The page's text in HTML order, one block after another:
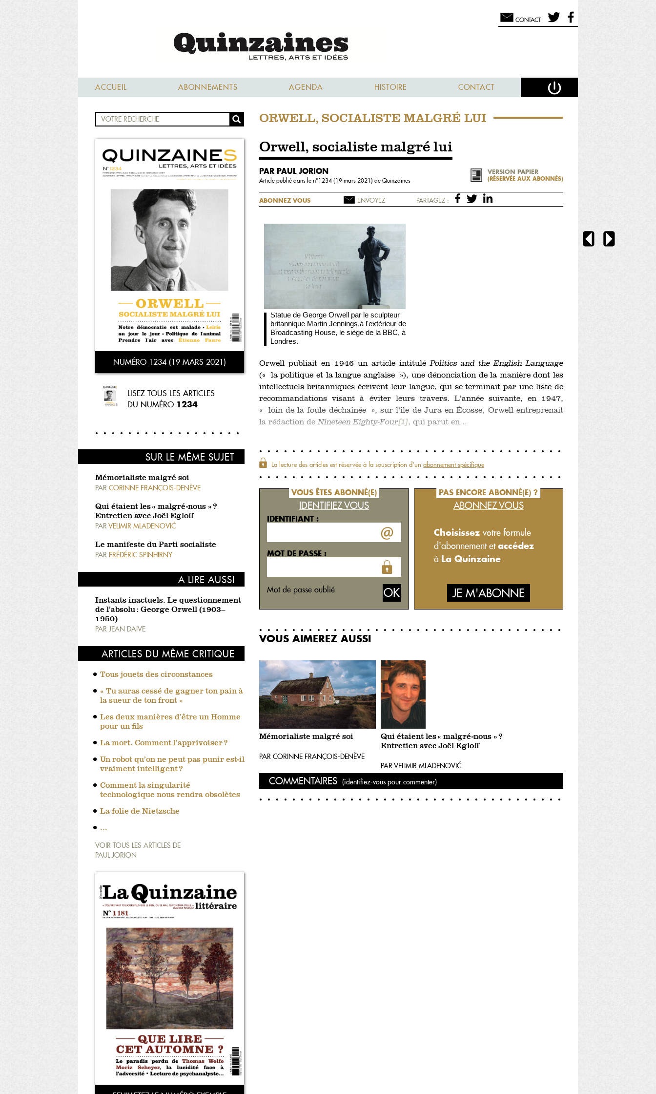
CONTACT
ACCUEIL ABONNEMENTS AGENDA HISTOIRE CONTACT
NUMÉRO 1234 (19 MARS 2021)
LISEZ TOUS LES ARTICLES
DU NUMÉRO 1234
SUR LE MÊME SUJET
Mémorialiste malgré soi
PAR CORINNE FRANÇOIS-DENÈVE
Qui étaient les « malgré-nous » ?
Entretien avec Joël Egloff
PARVELIMIR MLADENOVIĆ
Le manifeste du Parti socialiste
PAR FRÉDÉRIC SPINHIRNY
A LIRE AUSSI
Instants inactuels. Le questionnement
de l’absolu : George Orwell (1903–
1950)
PAR JEAN DAIVE
ARTICLES DU MÊME CRITIQUE
Tous jouets des circonstances
« Tu auras cessé de gagner ton pain à
la sueur de ton front »
Les deux manières d’être un Homme
pour un fils
La mort. Comment l’apprivoiser ?
Un robot qu’on ne peut pas punir est-il
vraiment intelligent ?
Comment la singularité
technologique nous rendra obsolètes
La folie de Nietzsche
…
VOIR TOUS LES ARTICLES DE
PAUL JORION
ORWELL, SOCIALISTE MALGRÉ LUI
Orwell, socialiste malgré lui
PAR PAUL JORION
Article publié dans le n°1234 (19 mars 2021)de Quinzaines
VERSION PAPIER
(RÉSERVÉE AUX ABONNÉS)
ABONNEZ VOUS ENVOYEZ PARTAGEZ :
Statue de George Orwell par le sculpteur
britannique Martin Jennings,à l'extérieur de
Broadcasting House, le siège de la BBC, à
Londres.
Orwell publiait en 1946 un article intituléPolitics and the English Language
(« la politique et la langue anglaise »), une dénonciation de la manière dont les
intellectuels britanniques écrivent leur langue, qui se terminait par une liste de
recommandations visant à éviter leurs travers. L’année suivante, en 1947,
« loin de la foule déchaînée », sur l’île de Jura en Écosse, Orwell entreprenait
la rédaction deNineteen Eighty-Four[1], qui parut en...
La lecture des articles est réservée à la souscription d‘unabonnement spécifique
VOUS ÊTES ABONNÉ(E)
IDENTIFIEZ VOUS
IDENTIFIANT :
MOT DE PASSE :
Mot de passe oublié
PAS ENCORE ABONNÉ(E) ?
ABONNEZ VOUS
Choisissez votre formule
d'abonnement etaccédez
à La Quinzaine
JE M'ABONNE
VOUS AIMEREZ AUSSI
Mémorialiste malgré soi
PAR CORINNE FRANÇOIS-DENÈVE
Qui étaient les « malgré-nous » ?
Entretien avec Joël Egloff
PAR VELIMIR MLADENOVIĆ
COMMENTAIRES(identifiez-vous pour commenter)